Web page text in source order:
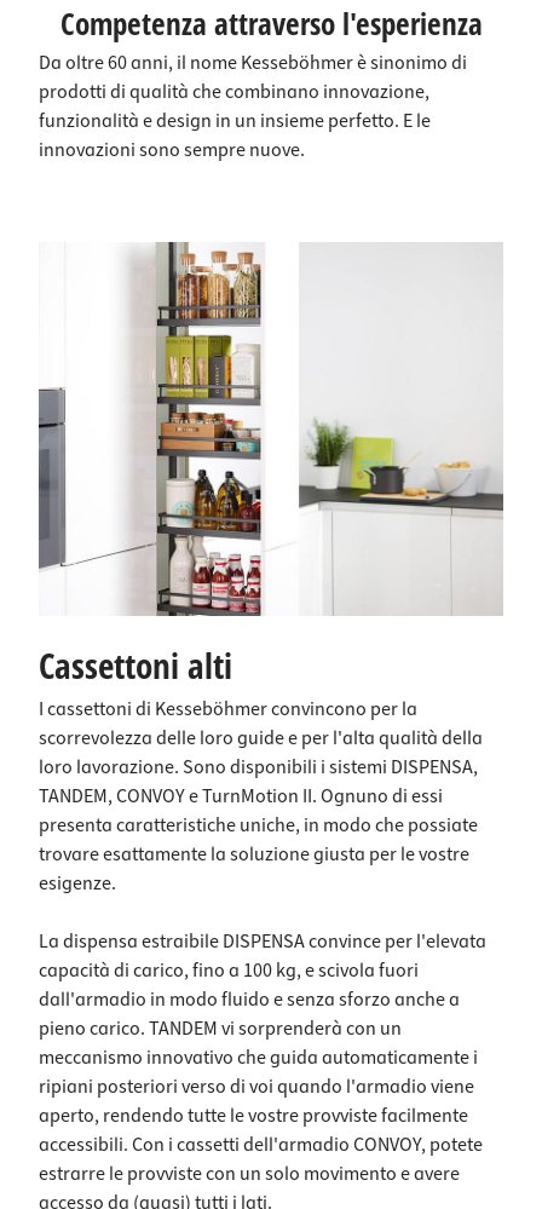
Competenza attraverso l'esperienza
Da oltre 60 anni, il nome Kesseböhmer è sinonimo di
prodotti di qualità che combinano innovazione,
funzionalità e design in un insieme perfetto. E le
innovazioni sono sempre nuove.
Cassettoni alti
I cassettoni di Kesseböhmer convincono per la
scorrevolezza delle loro guide e per l'alta qualità della
loro lavorazione. Sono disponibili i sistemi DISPENSA,
TANDEM, CONVOY e TurnMotion II. Ognuno di essi
presenta caratteristiche uniche, in modo che possiate
trovare esattamente la soluzione giusta per le vostre
esigenze.
La dispensa estraibile DISPENSA convince per l'elevata
capacità di carico, fino a 100 kg, e scivola fuori
dall'armadio in modo fluido e senza sforzo anche a
pieno carico. TANDEM vi sorprenderà con un
meccanismo innovativo che guida automaticamente i
ripiani posteriori verso di voi quando l'armadio viene
aperto, rendendo tutte le vostre provviste facilmente
accessibili. Con i cassetti dell'armadio CONVOY, potete
estrarre le provviste con un solo movimento e avere
accesso da (quasi) tutti i lati.